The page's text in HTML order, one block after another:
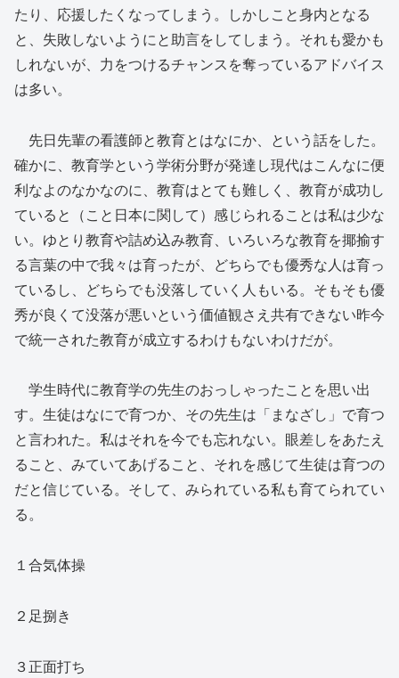
たり、応援したくなってしまう。しかしこと身内となる
と、失敗しないようにと助言をしてしまう。それも愛かも
しれないが、力をつけるチャンスを奪っているアドバイス
は多い。
先日先輩の看護師と教育とはなにか、という話をした。
確かに、教育学という学術分野が発達し現代はこんなに便
利なよのなかなのに、教育はとても難しく、教育が成功し
ていると（こと日本に関して）感じられることは私は少な
い。ゆとり教育や詰め込み教育、いろいろな教育を揶揄す
る言葉の中で我々は育ったが、どちらでも優秀な人は育っ
ているし、どちらでも没落していく人もいる。そもそも優
秀が良くて没落が悪いという価値観さえ共有できない昨今
で統一された教育が成立するわけもないわけだが。
学生時代に教育学の先生のおっしゃったことを思い出
す。生徒はなにで育つか、その先生は「まなざし」で育つ
と言われた。私はそれを今でも忘れない。眼差しをあたえ
ること、みていてあげること、それを感じて生徒は育つの
だと信じている。そして、みられている私も育てられてい
る。
１合気体操
２足捌き
３正面打ち